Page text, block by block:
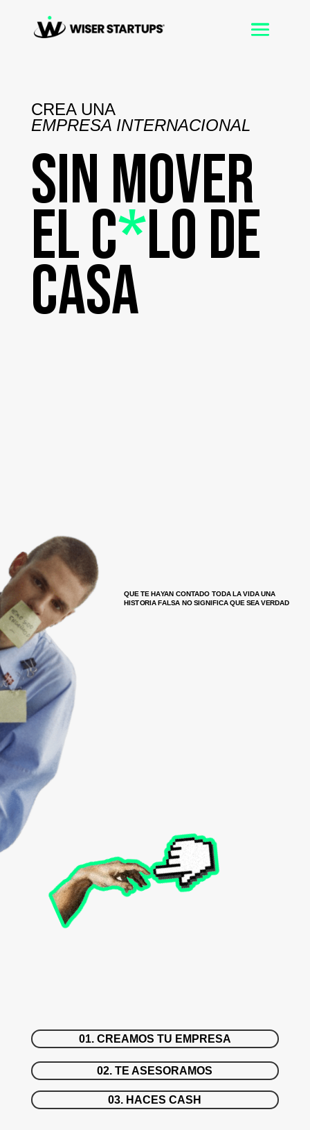
CREA UNA
EMPRESA INTERNACIONAL
SIN MOVER
EL C*LO DE
CASA
QUE TE HAYAN CONTADO TODA LA VIDA UNA
HISTORIA FALSA NO SIGNIFICA QUE SEA VERDAD
01. CREAMOS TU EMPRESA
02. TE ASESORAMOS
03. HACES CASH